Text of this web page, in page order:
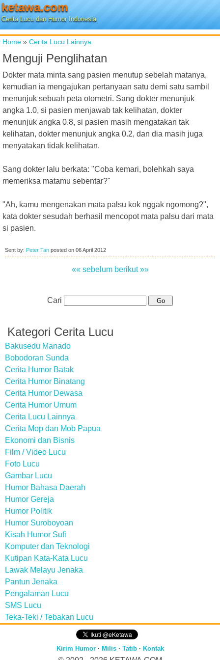
ketawa.com
Cerita Lucu dan Humor Indonesia
Home » Cerita Lucu Lainnya
Menguji Penglihatan
Dokter mata minta sang pasien menutup sebelah matanya,
kemudian ia mengajukan pertanyaan satu demi satu sambil
menunjuk sebuah peta otometri. Sang dokter menunjuk
angka 1.0, si pasien menjawab tak kelihatan, dokter
menunjuk angka 0.8, si pasien masih mengatakan tak
kelihatan, dokter menunjuk angka 0.2, dan dia masih juga
menyatakan tidak kelihatan.
Sang dokter lalu berkata: "Coba kemari, bolehkah saya
memeriksa matamu sebentar?"
"Ah, kamu mengenakan mata palsu kok nggak ngomong?",
kata dokter sesudah berhasil mencopot mata palsu dari mata
si pasien.
Sent by: Peter Tan posted on 06 April 2012
«« sebelum berikut »»
Cari
Kategori Cerita Lucu
Bakusedu Manado
Bobodoran Sunda
Cerita Humor Batak
Cerita Humor Binatang
Cerita Humor Dewasa
Cerita Humor Umum
Cerita Lucu Lainnya
Cerita Mop dan Mob Papua
Ekonomi dan Bisnis
Film / Video Lucu
Foto Lucu
Gambar Lucu
Humor Bahasa Daerah
Humor Gereja
Humor Politik
Humor Suroboyoan
Kisah Humor Sufi
Komputer dan Teknologi
Kutipan Kata-Kata Lucu
Lawak Melayu Jenaka
Pantun Jenaka
Pengalaman Lucu
SMS Lucu
Teka-Teki / Tebakan Lucu
Kirim Humor· Milis· Tatib· Kontak